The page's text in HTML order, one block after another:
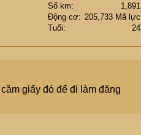
Số km
1,891
Động cơ
205,733 Mã lực
Tuổi
24
giấy đó để đi làm đăng